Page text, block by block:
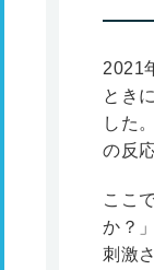
2021
とき
した
の反
ここ
か？
刺激